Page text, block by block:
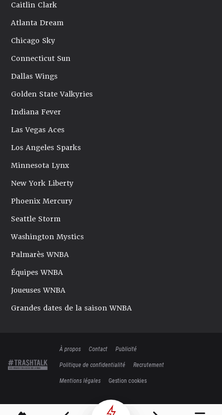
Caitlin Clark
Atlanta Dream
Chicago Sky
Connecticut Sun
Dallas Wings
Golden State Valkyries
Indiana Fever
Las Vegas Aces
Los Angeles Sparks
Minnesota Lynx
New York Liberty
Phoenix Mercury
Seattle Storm
Washington Mystics
Palmarès WNBA
Équipes WNBA
Joueuses WNBA
Grandes dates de la saison WNBA
À propos Contact
Publicité
Politique de confidentialité
Recrutement
Mentions légales
Gestion cookies